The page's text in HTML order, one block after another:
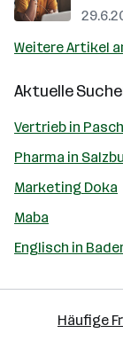
Weitere Artikel
Aktuelle
Vertrieb in
Pharma in
Marketing Doka
Maba
Englisch in
Häufige